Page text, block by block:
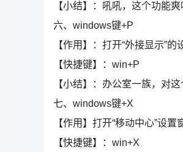
【小结】：吼吼，这个功能爽
六、windows键+P
【作用】：打开“外接显示”的
【快捷键】：win+P
【小结】：办公室一族，对
七、windows键+X
【作用】打开“移动中心”设置
【快捷键】：win+X